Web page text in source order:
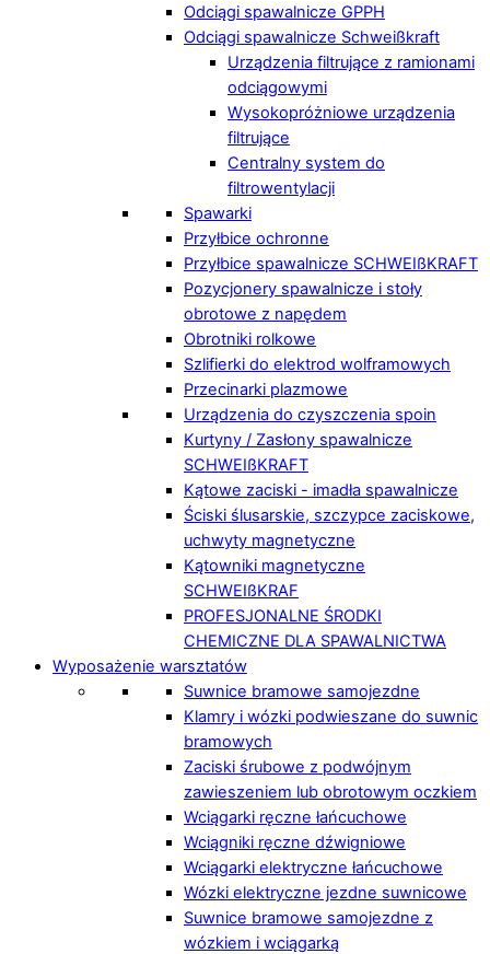
Odciągi spawalnicze GPPH
Odciągi spawalnicze Schweißkraft
Urządzenia filtrujące z ramionami
odciągowymi
Wysokopróżniowe urządzenia
filtrujące
Centralny system do
filtrowentylacji
Spawarki
Przyłbice ochronne
Przyłbice spawalnicze SCHWEIßKRAFT
Pozycjonery spawalnicze i stoły
obrotowe z napędem
Obrotniki rolkowe
Szlifierki do elektrod wolframowych
Przecinarki plazmowe
Urządzenia do czyszczenia spoin
Kurtyny / Zasłony spawalnicze
SCHWEIßKRAFT
Kątowe zaciski - imadła spawalnicze
Ściski ślusarskie, szczypce zaciskowe,
uchwyty magnetyczne
Kątowniki magnetyczne
SCHWEIßKRAF
PROFESJONALNE ŚRODKI
CHEMICZNE DLA SPAWALNICTWA
Wyposażenie warsztatów
Suwnice bramowe samojezdne
Klamry i wózki podwieszane do suwnic
bramowych
Zaciski śrubowe z podwójnym
zawieszeniem lub obrotowym oczkiem
Wciągarki ręczne łańcuchowe
Wciągniki ręczne dźwigniowe
Wciągarki elektryczne łańcuchowe
Wózki elektryczne jezdne suwnicowe
Suwnice bramowe samojezdne z
wózkiem i wciągarką